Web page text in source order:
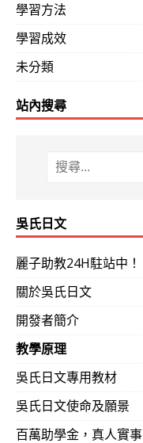
學習方法
學習成效
未分類
站內搜尋
吳氏日文
麗子助教24H駐站中！
關於吳氏日文
開發者簡介
教學原理
吳氏日文專用教材
吳氏日文使命及願景
百萬助學金，真人實事